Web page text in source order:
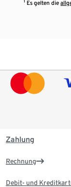
¹ Es gelten die
Zahlung
Rechnung
Debit- und